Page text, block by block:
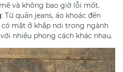
và không bao giờ lỗi mốt.
: Từ quần jeans, áo khoác đến
có mặt ở khắp nơi trong ngành
nhiều phong cách khác nhau.